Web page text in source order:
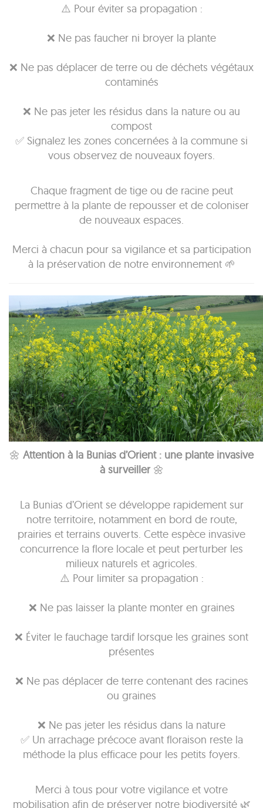
⚠️ Pour éviter sa propagation :
❌ Ne pas faucher ni broyer la plante
❌ Ne pas déplacer de terre ou de déchets végétaux
contaminés
❌ Ne pas jeter les résidus dans la nature ou au
compost
✅ Signalez les zones concernées à la commune si
vous observez de nouveaux foyers.
Chaque fragment de tige ou de racine peut
permettre à la plante de repousser et de coloniser
de nouveaux espaces.
Merci à chacun pour sa vigilance et sa participation
à la préservation de notre environnement 🌱
🌼 Attention à la Bunias d’Orient : une plante invasive
à surveiller🌼
La Bunias d’Orient se développe rapidement sur
notre territoire, notamment en bord de route,
prairies et terrains ouverts. Cette espèce invasive
concurrence la flore locale et peut perturber les
milieux naturels et agricoles.
⚠️ Pour limiter sa propagation :
❌ Ne pas laisser la plante monter en graines
❌ Éviter le fauchage tardif lorsque les graines sont
présentes
❌ Ne pas déplacer de terre contenant des racines
ou graines
❌ Ne pas jeter les résidus dans la nature
✅ Un arrachage précoce avant floraison reste la
méthode la plus efficace pour les petits foyers.
Merci à tous pour votre vigilance et votre
mobilisation afin de préserver notre biodiversité 🌿